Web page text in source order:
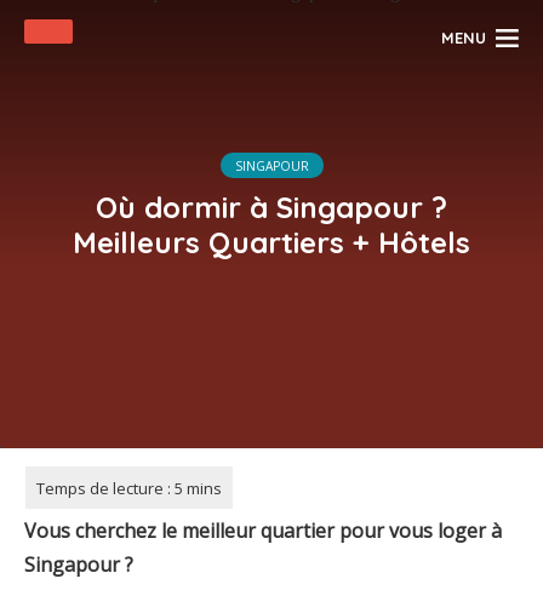
MENU
SINGAPOUR
Où dormir à Singapour ?
Meilleurs Quartiers + Hôtels
Vous cherchez le meilleur quartier pour vous loger à
Singapour ?